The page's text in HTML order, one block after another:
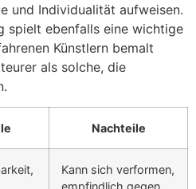
und Individualität aufweisen.
spielt ebenfalls eine wichtige
Künstlern bemalt
als solche, die
Nachteile
Kann sich verformen,